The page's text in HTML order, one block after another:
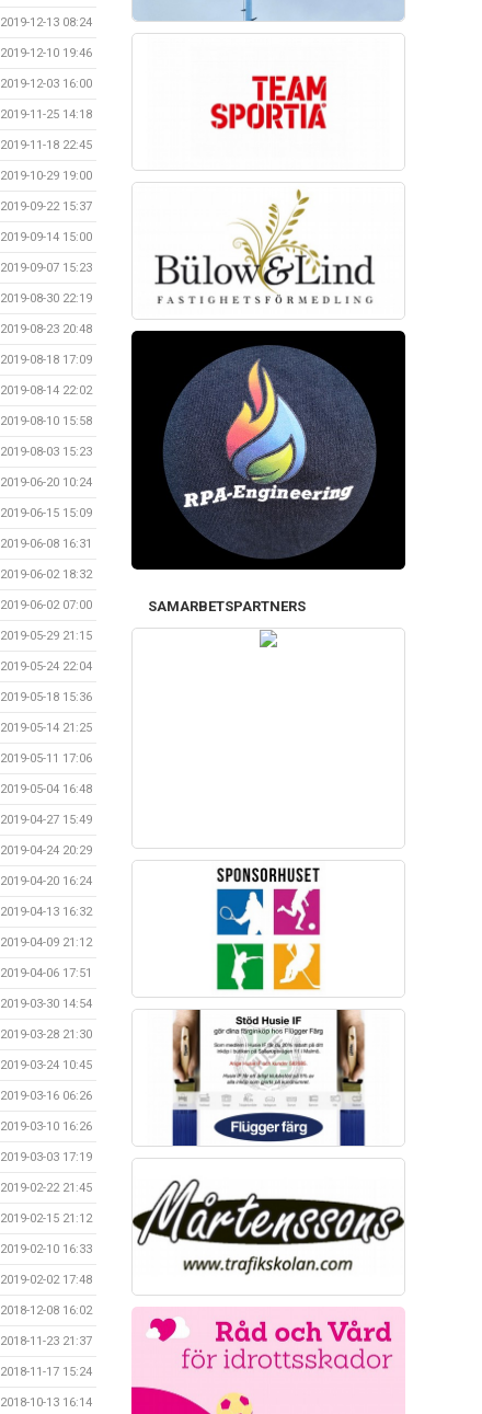
2019-12-13 08:24
2019-12-10 19:46
2019-12-03 16:00
2019-11-25 14:18
2019-11-18 22:45
2019-10-29 19:00
2019-09-22 15:37
2019-09-14 15:00
2019-09-07 15:23
2019-08-30 22:19
2019-08-23 20:48
2019-08-18 17:09
2019-08-14 22:02
2019-08-10 15:58
2019-08-03 15:23
2019-06-20 10:24
2019-06-15 15:09
2019-06-08 16:31
2019-06-02 18:32
2019-06-02 07:00
2019-05-29 21:15
2019-05-24 22:04
2019-05-18 15:36
2019-05-14 21:25
2019-05-11 17:06
2019-05-04 16:48
2019-04-27 15:49
2019-04-24 20:29
2019-04-20 16:24
2019-04-13 16:32
2019-04-09 21:12
2019-04-06 17:51
2019-03-30 14:54
2019-03-28 21:30
2019-03-24 10:45
2019-03-16 06:26
2019-03-10 16:26
2019-03-03 17:19
2019-02-22 21:45
2019-02-15 21:12
2019-02-10 16:33
2019-02-02 17:48
2018-12-08 16:02
2018-11-23 21:37
2018-11-17 15:24
2018-10-13 16:14
SAMARBETSPARTNERS